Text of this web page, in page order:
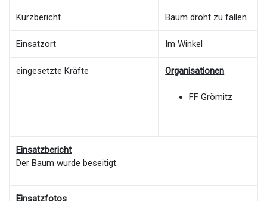
Kurzbericht Baum droht zu fallen
Einsatzort Im Winkel
eingesetzte Kräfte Organisationen
FF Grömitz
Einsatzbericht
Der Baum wurde beseitigt.
Einsatzfotos